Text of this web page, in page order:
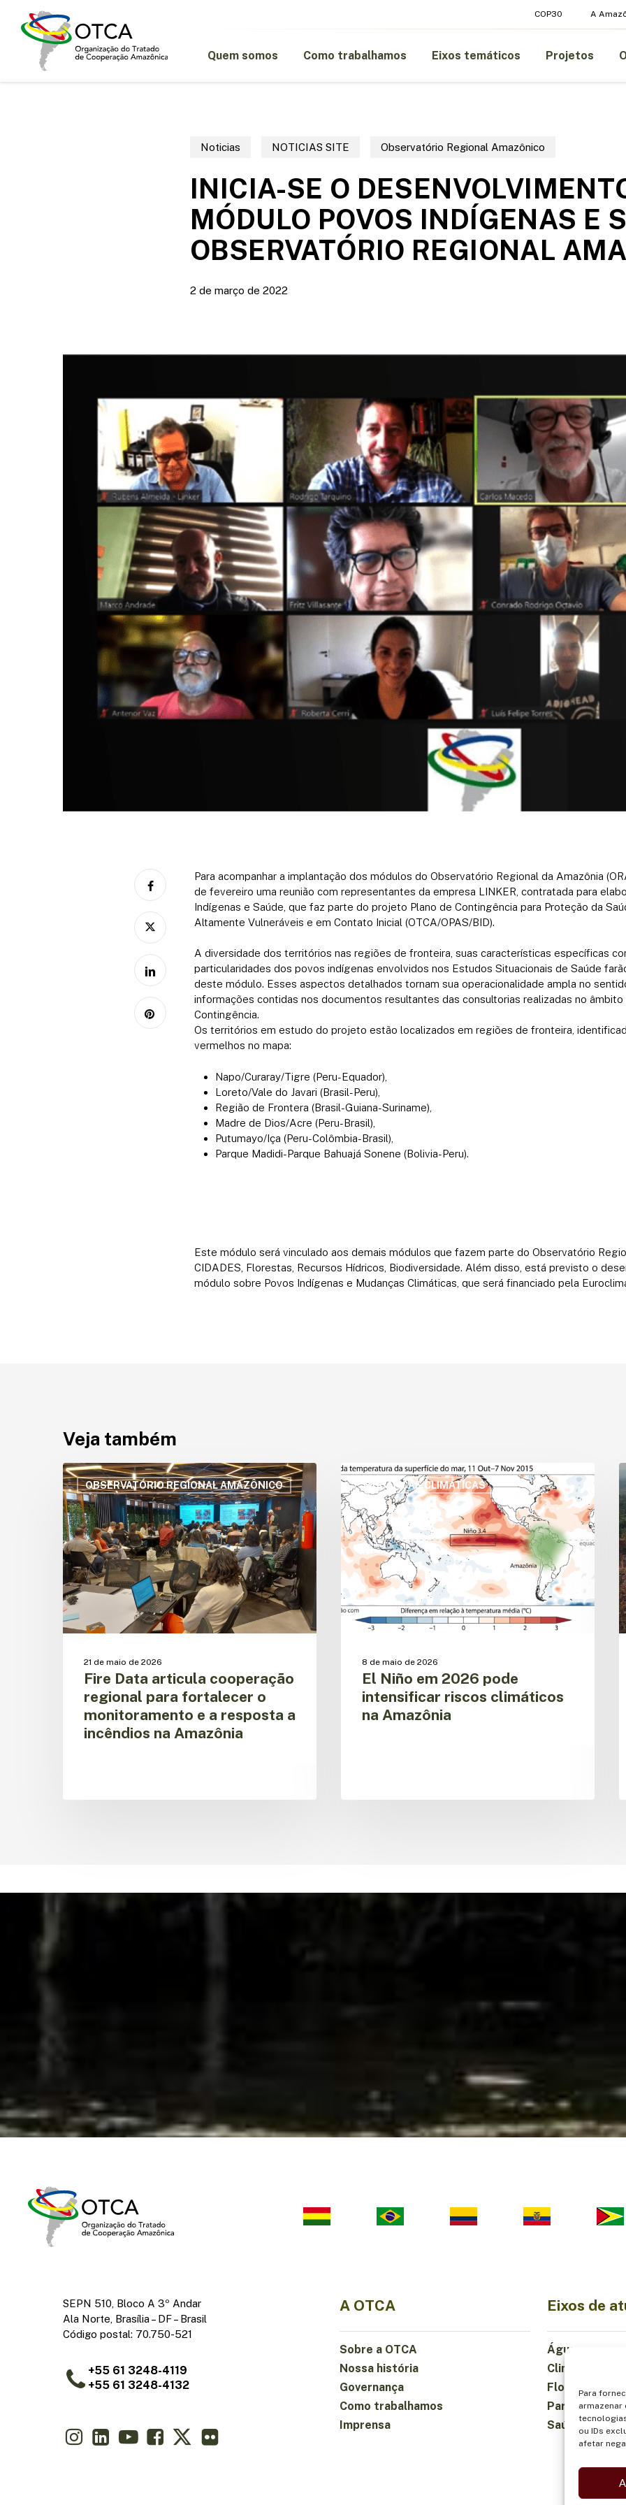
Para
ou IDs
afetar
COP30 A
Pressione Enter para pesquisar ou ESC para fechar
Quem somos Como trabalhamos Eixos temáticos Projetos
Noticias NOTICIAS SITE Observatório Regional Amazônico
INICIA-SE O
MÓDULO POVOS INDÍGENAS E
OBSERVATÓRIO REGIONAL
2 de março de 2022
Para acompanhar a implantação dos módulos do Observatório Regional da Amazônia
de fevereiro uma reunião com representantes da empresa LINKER, contratada para
Indígenas e Saúde, que faz parte do projeto Plano de Contingência para Proteção da
Altamente Vulneráveis ​​e em Contato Inicial (OTCA/OPAS/BID).
A diversidade dos territórios nas regiões de fronteira, suas características específicas
particularidades dos povos indígenas envolvidos nos Estudos Situacionais de Saúde
deste módulo. Esses aspectos detalhados tornam sua operacionalidade ampla no
informações contidas nos documentos resultantes das consultorias realizadas no
Contingência.
Os territórios em estudo do projeto estão localizados em regiões de fronteira,
vermelhos no mapa:
Napo/Curaray/Tigre (Peru-Equador),
Loreto/Vale do Javari (Brasil-Peru),
Região de Frontera (Brasil-Guiana-Suriname),
Madre de Dios/Acre (Peru-Brasil),
Putumayo/Iça (Peru-Colômbia-Brasil),
Parque Madidi-Parque Bahuajá Sonene (Bolivia-Peru).
Este módulo será vinculado aos demais módulos que fazem parte do Observatório
CIDADES, Florestas, Recursos Hídricos, Biodiversidade. Além disso, está previsto o
módulo sobre Povos Indígenas e Mudanças Climáticas, que será financiado pela
Veja também
OBSERVATÓRIO REGIONAL AMAZÔNICO
Fire
Data
articula
cooperação
regional
para
fortalecer
o
monitoramento
e
a
Amazônia
21 de maio de 2026
Fire Data articula cooperação
regional para fortalecer o
monitoramento e a resposta a
incêndios na Amazônia
MUDANÇAS CLIMÁTICAS
El
Niño
em
2026
pode
intensificar
riscos
climáticos
na
Amazônia
8 de maio de 2026
El Niño em 2026 pode
intensificar riscos climáticos
na Amazônia
SEPN 510, Bloco A 3º Andar
Ala Norte, Brasília – DF – Brasil
Código postal: 70.750-521
+55 61 3248-4119
+55 61 3248-4132
A OTCA
Sobre a OTCA
Nossa história
Governança
Como trabalhamos
Imprensa
Eixos de
Água
Clima
Florestas e
Participação
Saúde e